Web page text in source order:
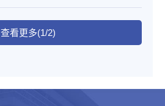
查看更多(1/2)